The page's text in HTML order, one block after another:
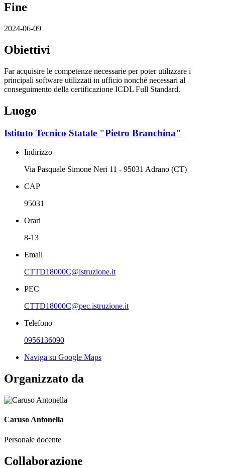
Fine
2024-06-09
Obiettivi
Far acquisire le competenze necessarie per poter utilizzare i
principali software utilizzati in ufficio nonché necessari al
conseguimento della certificazione ICDL Full Standard.
Luogo
Istituto Tecnico Statale "Pietro Branchina"
Indirizzo
Via Pasquale Simone Neri 11 - 95031 Adrano (CT)
CAP
95031
Orari
8-13
Email
CTTD18000C@istruzione.it
PEC
CTTD18000C@pec.istruzione.it
Telefono
0956136090
Naviga su Google Maps
Organizzato da
Caruso Antonella
Personale docente
Collaborazione